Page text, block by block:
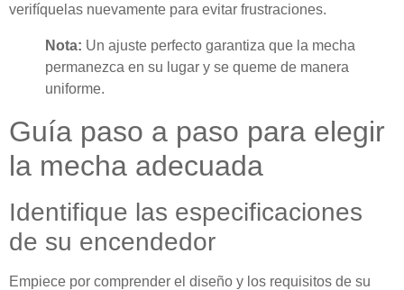
verifíquelas nuevamente para evitar frustraciones.
Nota: Un ajuste perfecto garantiza que la mecha
permanezca en su lugar y se queme de manera
uniforme.
Guía paso a paso para elegir
la mecha adecuada
Identifique las especificaciones
de su encendedor
Empiece por comprender el diseño y los requisitos de su